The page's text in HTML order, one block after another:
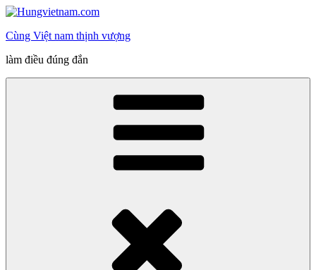
Skip
content
Cùng Việt nam thịnh vượng
làm điều đúng đắn